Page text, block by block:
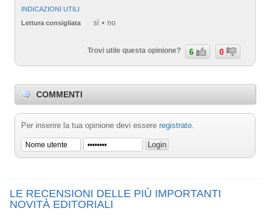
INDICAZIONI UTILI
Lettura consigliata
sì no
Trovi utile questa opinione? 6 0
COMMENTI
Per inserire la tua opinione devi essere registrato.
LE RECENSIONI DELLE PIÙ IMPORTANTI
NOVITÀ EDITORIALI